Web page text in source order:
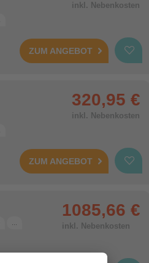
inkl. Nebenkosten
ZUM ANGEBOT
320,95 €
inkl. Nebenkosten
ZUM ANGEBOT
1085,66 €
inkl. Nebenkosten